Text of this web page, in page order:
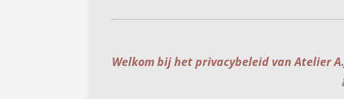
Welkom bij het privacybeleid van Atelier